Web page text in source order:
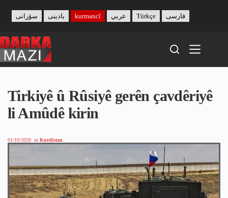
content
بادینی سۆرانی kurmancî عربي Türkçe فارسی
Tirkiyê û Rûsiyê gerên çavdêriyê
li Amûdê kirin
01/10/2020 in Kurdistan